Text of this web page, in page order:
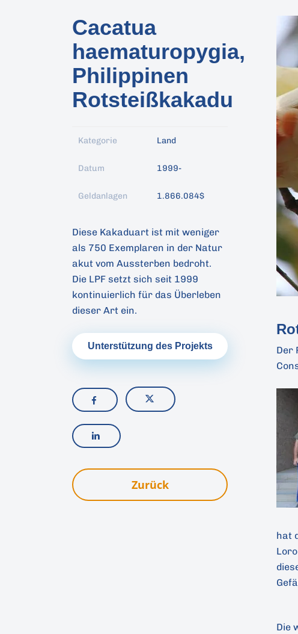
Drücken Sie Enter zum Suchen oder ESC zum
Cacatua
haematuropygia,
Philippinen
Rotsteißkakadu
Kategorie Land
Datum 1999-
Geldanlagen 1.866.084$
Diese Kakaduart ist mit weniger
als 750 Exemplaren in der Natur
akut vom Aussterben bedroht.
Die LPF setzt sich seit 1999
kontinuierlich für das Überleben
dieser Art ein.
Unterstützung des Projekts
Zurück
Der
hat
Die